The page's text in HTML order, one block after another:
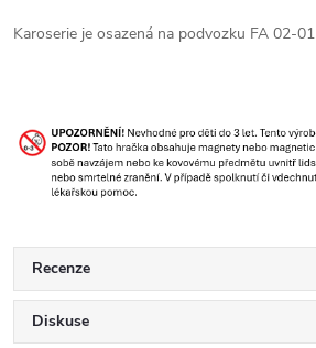
Karoserie je osazená na podvozku FA 02-01
Recenze
Diskuse